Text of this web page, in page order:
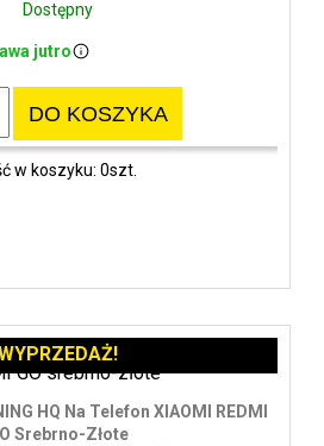
Dostępny
jutro
DO KOSZYKA
w koszyku: 0szt.
HQ Na Telefon XIAOMI REDMI
Srebrno-Złote